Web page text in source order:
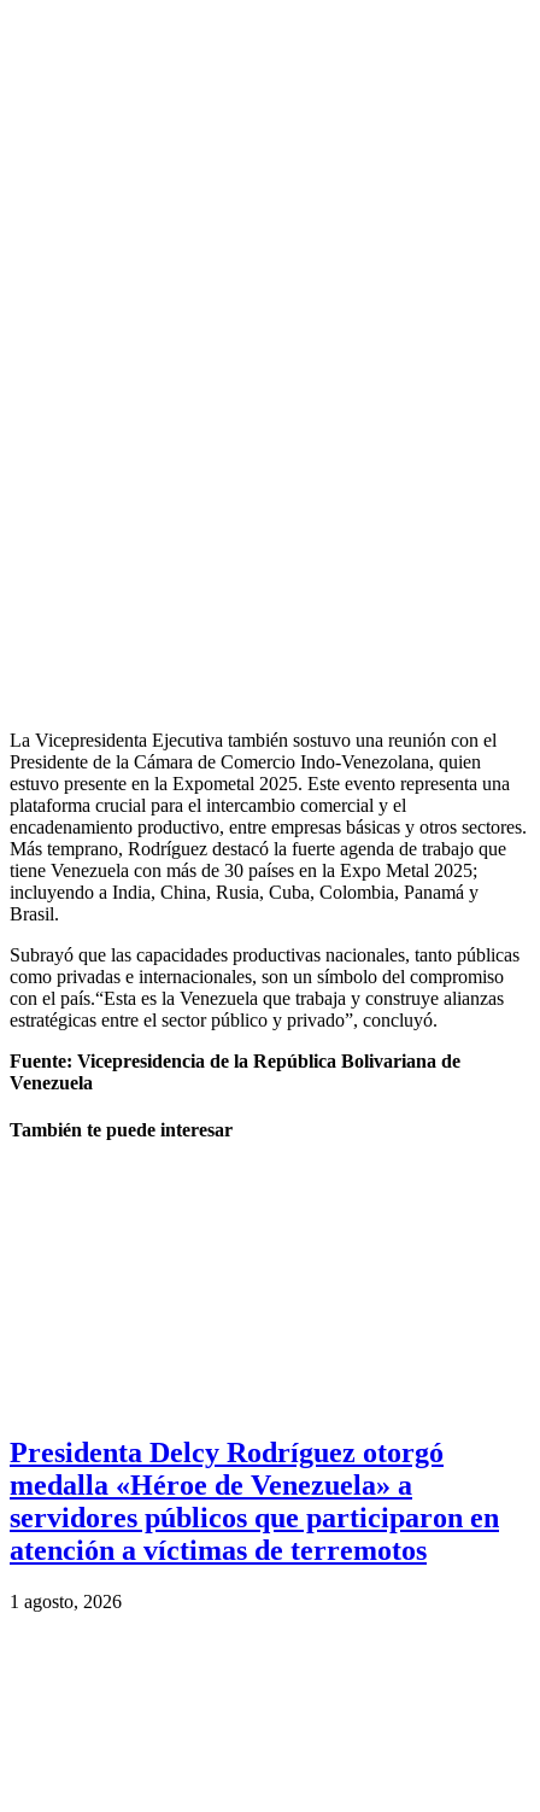
La Vicepresidenta Ejecutiva también sostuvo una reunión con el
Presidente de la Cámara de Comercio Indo-Venezolana, quien
estuvo presente en la Expometal 2025. Este evento representa una
plataforma crucial para el intercambio comercial y el
encadenamiento productivo, entre empresas básicas y otros sectores.
Más temprano, Rodríguez destacó la fuerte agenda de trabajo que
tiene Venezuela con más de 30 países en la Expo Metal 2025;
incluyendo a India, China, Rusia, Cuba, Colombia, Panamá y
Brasil.
Subrayó que las capacidades productivas nacionales, tanto públicas
como privadas e internacionales, son un símbolo del compromiso
con el país.“Esta es la Venezuela que trabaja y construye alianzas
estratégicas entre el sector público y privado”, concluyó.
Fuente: Vicepresidencia de la República Bolivariana de
Venezuela
También te puede interesar
Presidenta Delcy Rodríguez otorgó
medalla «Héroe de Venezuela» a
servidores públicos que participaron en
atención a víctimas de terremotos
1 agosto, 2026